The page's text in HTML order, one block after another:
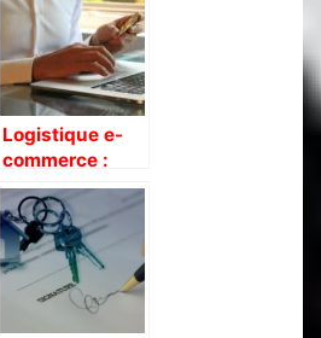
Logistique e-
commerce :
quelles sont
ses spécificités
et comment la
gérer ?